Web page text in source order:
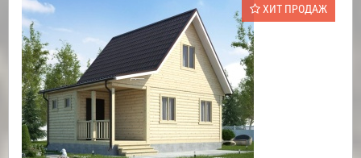
ХИТ ПРОДАЖ